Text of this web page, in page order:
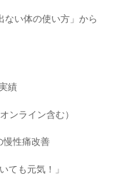
ない体の使い方」から
績
ンライン含む）
慢性痛改善
ても元気！」